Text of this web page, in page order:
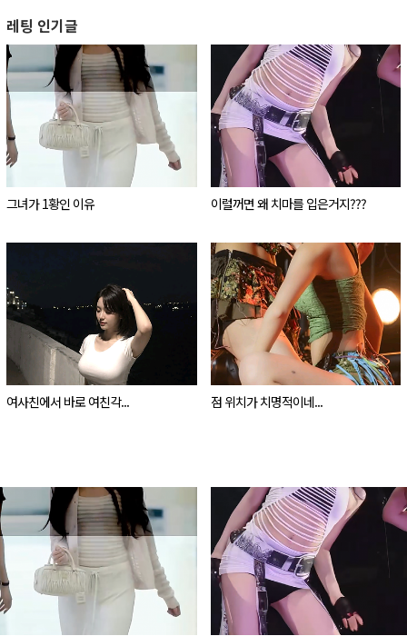
레팅 인기글
그녀가 1황인 이유 이럴꺼면 왜 치마를 입은거지???
여사친에서 바로 여친각... 점 위치가 치명적이네...